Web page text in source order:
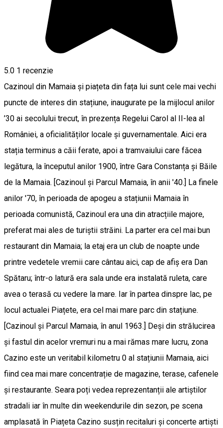
5.0 1 recenzie
Cazinoul din Mamaia și piațeta din fața lui sunt cele mai vechi
puncte de interes din stațiune, inaugurate pe la mijlocul anilor
’30 ai secolului trecut, în prezența Regelui Carol al II-lea al
României, a oficialităților locale și guvernamentale. Aici era
stația terminus a căii ferate, apoi a tramvaiului care făcea
legătura, la începutul anilor 1900, între Gara Constanța și Băile
de la Mamaia. [Cazinoul și Parcul Mamaia, în anii '40.] La finele
anilor '70, în perioada de apogeu a stațiunii Mamaia în
perioada comunistă, Cazinoul era una din atracțiile majore,
preferat mai ales de turiștii străini. La parter era cel mai bun
restaurant din Mamaia; la etaj era un club de noapte unde
printre vedetele vremii care cântau aici, cap de afiș era Dan
Spătaru; într-o latură era sala unde era instalată ruleta, care
avea o terasă cu vedere la mare. Iar în partea dinspre lac, pe
locul actualei Piațete, era cel mai mare parc din stațiune.
[Cazinoul și Parcul Mamaia, în anul 1963.] Deși din strălucirea
și fastul din acelor vremuri nu a mai rămas mare lucru, zona
Cazino este un veritabil kilometru 0 al stațiunii Mamaia, aici
fiind cea mai mare concentrație de magazine, terase, cafenele
și restaurante. Seara poți vedea reprezentanții ale artiștilor
stradali iar în multe din weekendurile din sezon, pe scena
amplasată în Piațeta Cazino susțin recitaluri și concerte artiști